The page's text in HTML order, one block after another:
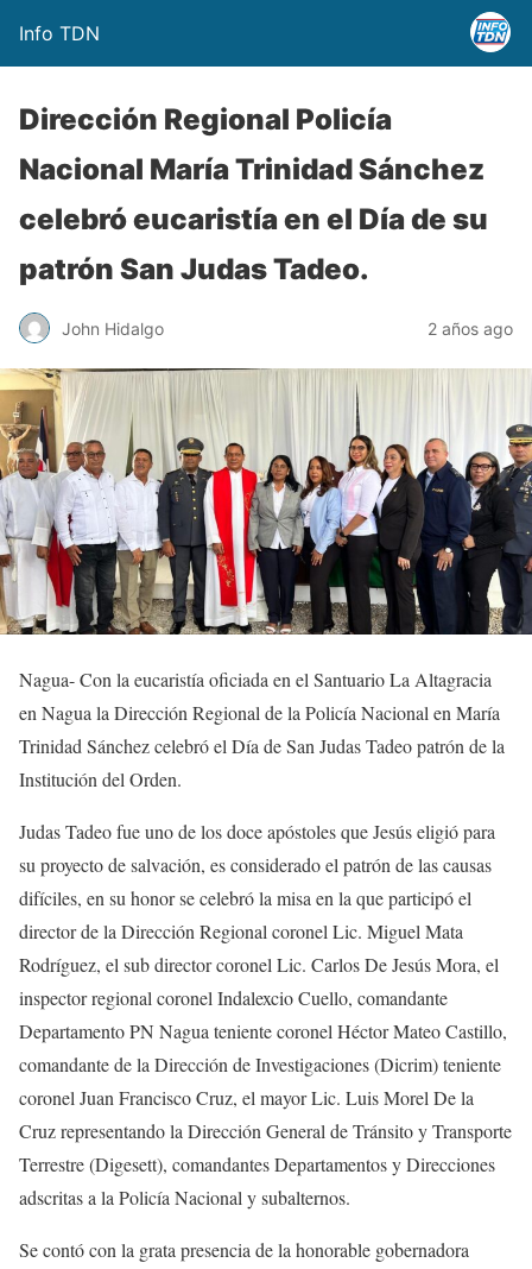
Info TDN
Dirección Regional Policía
Nacional María Trinidad Sánchez
celebró eucaristía en el Día de su
patrón San Judas Tadeo.
John Hidalgo 2 años ago
Nagua- Con la eucaristía oficiada en el Santuario La Altagracia
en Nagua la Dirección Regional de la Policía Nacional en María
Trinidad Sánchez celebró el Día de San Judas Tadeo patrón de la
Institución del Orden.
Judas Tadeo fue uno de los doce apóstoles que Jesús eligió para
su proyecto de salvación, es considerado el patrón de las causas
difíciles, en su honor se celebró la misa en la que participó el
director de la Dirección Regional coronel Lic. Miguel Mata
Rodríguez, el sub director coronel Lic. Carlos De Jesús Mora, el
inspector regional coronel Indalexcio Cuello, comandante
Departamento PN Nagua teniente coronel Héctor Mateo Castillo,
comandante de la Dirección de Investigaciones (Dicrim) teniente
coronel Juan Francisco Cruz, el mayor Lic. Luis Morel De la
Cruz representando la Dirección General de Tránsito y Transporte
Terrestre (Digesett), comandantes Departamentos y Direcciones
adscritas a la Policía Nacional y subalternos.
Se contó con la grata presencia de la honorable gobernadora